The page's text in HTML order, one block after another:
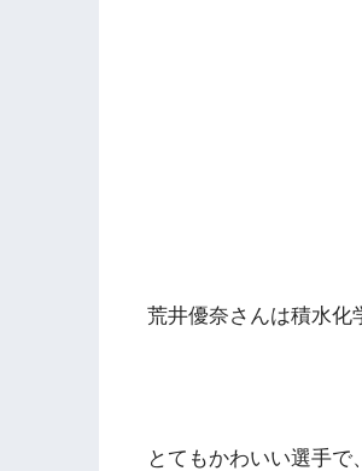
荒井優奈さんは積水化
とてもかわいい選手